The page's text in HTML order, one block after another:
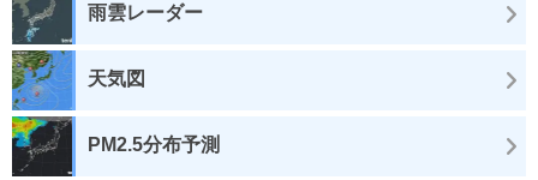
雨雲レーダー
天気図
PM2.5分布予測